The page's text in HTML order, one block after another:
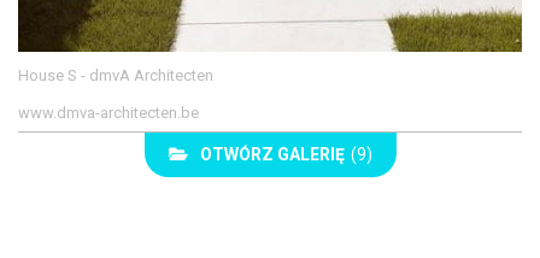
House S - dmvA Architecten
www.dmva-architecten.be
OTWÓRZ GALERIĘ (9)